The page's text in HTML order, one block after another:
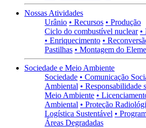
Nossas Atividades
Urânio • Recursos • Produção
Ciclo do combustível nuclear •
• Enriquecimento •
Pastilhas • Montagem do
Sociedade e Meio Ambiente
Sociedade • Comunicação
Ambiental • Responsabilidade
Meio Ambiente •
Ambiental • Proteção
Logística Sustentável •
Áreas Degradadas